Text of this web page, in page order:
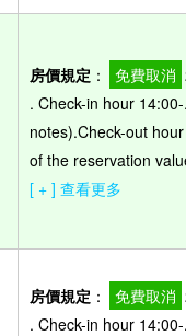
房價規定 ： 免費取消
. Check-in hour
notes).Check-out
of the reservation
[ + ] 查看更多
房價規定 ： 免費取消
. Check-in hour